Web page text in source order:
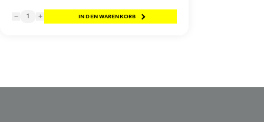
− 1 + IN DEN WARENKORB